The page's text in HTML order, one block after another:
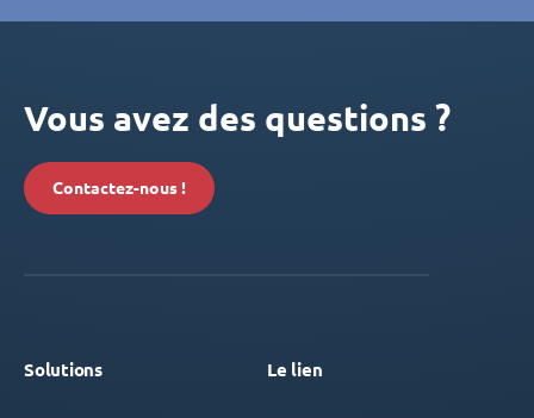
Vous avez des questions ?
Contactez-nous !
Solutions Le lien